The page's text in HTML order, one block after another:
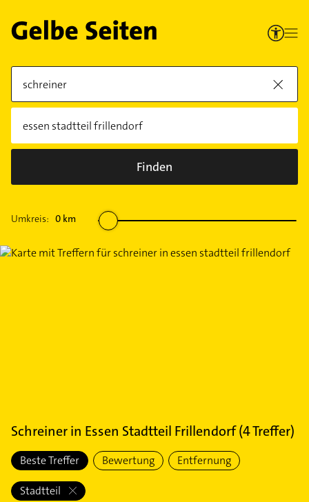
Finden
Umkreis: 0 km
Schreinerin Essen Stadtteil Frillendorf(4Treffer)
Beste Treffer Bewertung Entfernung
Stadtteil